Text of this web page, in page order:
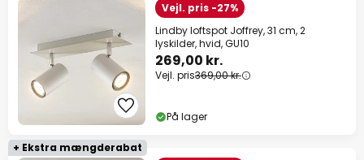
Vejl. pris -27%
Lindby loftspot Joffrey, 31 cm, 2
lyskilder, hvid, GU10
269,00 kr.
Vejl. pris369,00 kr.
På lager
+ Ekstra mængderabat